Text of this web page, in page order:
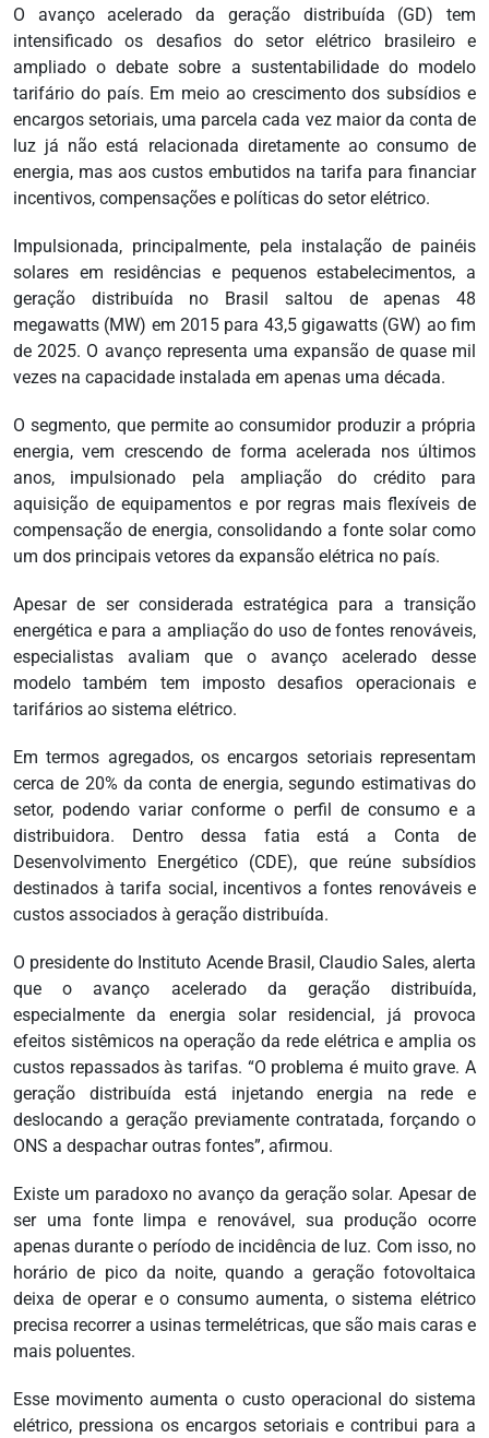
O avanço acelerado da geração distribuída (GD) tem
intensificado os desafios do setor elétrico brasileiro e
ampliado o debate sobre a sustentabilidade do modelo
tarifário do país. Em meio ao crescimento dos subsídios e
encargos setoriais, uma parcela cada vez maior da conta de
luz já não está relacionada diretamente ao consumo de
energia, mas aos custos embutidos na tarifa para financiar
incentivos, compensações e políticas do setor elétrico.
Impulsionada, principalmente, pela instalação de painéis
solares em residências e pequenos estabelecimentos, a
geração distribuída no Brasil saltou de apenas 48
megawatts (MW) em 2015 para 43,5 gigawatts (GW) ao fim
de 2025. O avanço representa uma expansão de quase mil
vezes na capacidade instalada em apenas uma década.
O segmento, que permite ao consumidor produzir a própria
energia, vem crescendo de forma acelerada nos últimos
anos, impulsionado pela ampliação do crédito para
aquisição de equipamentos e por regras mais flexíveis de
compensação de energia, consolidando a fonte solar como
um dos principais vetores da expansão elétrica no país.
Apesar de ser considerada estratégica para a transição
energética e para a ampliação do uso de fontes renováveis,
especialistas avaliam que o avanço acelerado desse
modelo também tem imposto desafios operacionais e
tarifários ao sistema elétrico.
Em termos agregados, os encargos setoriais representam
cerca de 20% da conta de energia, segundo estimativas do
setor, podendo variar conforme o perfil de consumo e a
distribuidora. Dentro dessa fatia está a Conta de
Desenvolvimento Energético (CDE), que reúne subsídios
destinados à tarifa social, incentivos a fontes renováveis e
custos associados à geração distribuída.
O presidente do Instituto Acende Brasil, Claudio Sales, alerta
que o avanço acelerado da geração distribuída,
especialmente da energia solar residencial, já provoca
efeitos sistêmicos na operação da rede elétrica e amplia os
custos repassados às tarifas. “O problema é muito grave. A
geração distribuída está injetando energia na rede e
deslocando a geração previamente contratada, forçando o
ONS a despachar outras fontes”, afirmou.
Existe um paradoxo no avanço da geração solar. Apesar de
ser uma fonte limpa e renovável, sua produção ocorre
apenas durante o período de incidência de luz. Com isso, no
horário de pico da noite, quando a geração fotovoltaica
deixa de operar e o consumo aumenta, o sistema elétrico
precisa recorrer a usinas termelétricas, que são mais caras e
mais poluentes.
Esse movimento aumenta o custo operacional do sistema
elétrico, pressiona os encargos setoriais e contribui para a